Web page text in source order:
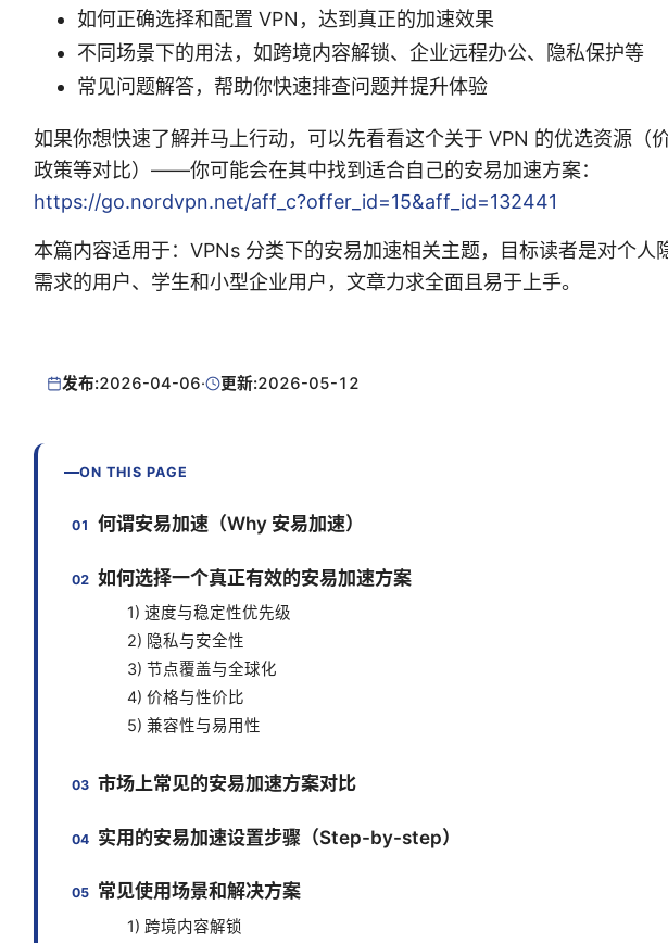
如何正确选择和配置 VPN，达到真正的加速效果
不同场景下的用法，如跨境内容解锁、企业远程办公、隐私保护等
常见问题解答，帮助你快速排查问题并提升体验
如果你想快速了解并马上行动，可以先看看这个关于 VPN 的优选资源（
政策等对比）——你可能会在其中找到适合自己的安易加速方案：
https://go.nordvpn.net/aff_c?offer_id=15&aff_id=132441
本篇内容适用于：VPNs 分类下的安易加速相关主题，目标读者是对个人
需求的用户、学生和小型企业用户，文章力求全面且易于上手。
发布:2026-04-06· 更新:2026-05-12
ON THIS PAGE
何谓安易加速（Why 安易加速）
如何选择一个真正有效的安易加速方案
1) 速度与稳定性优先级
2) 隐私与安全性
3) 节点覆盖与全球化
4) 价格与性价比
5) 兼容性与易用性
市场上常见的安易加速方案对比
实用的安易加速设置步骤（Step-by-step）
常见使用场景和解决方案
1) 跨境内容解锁